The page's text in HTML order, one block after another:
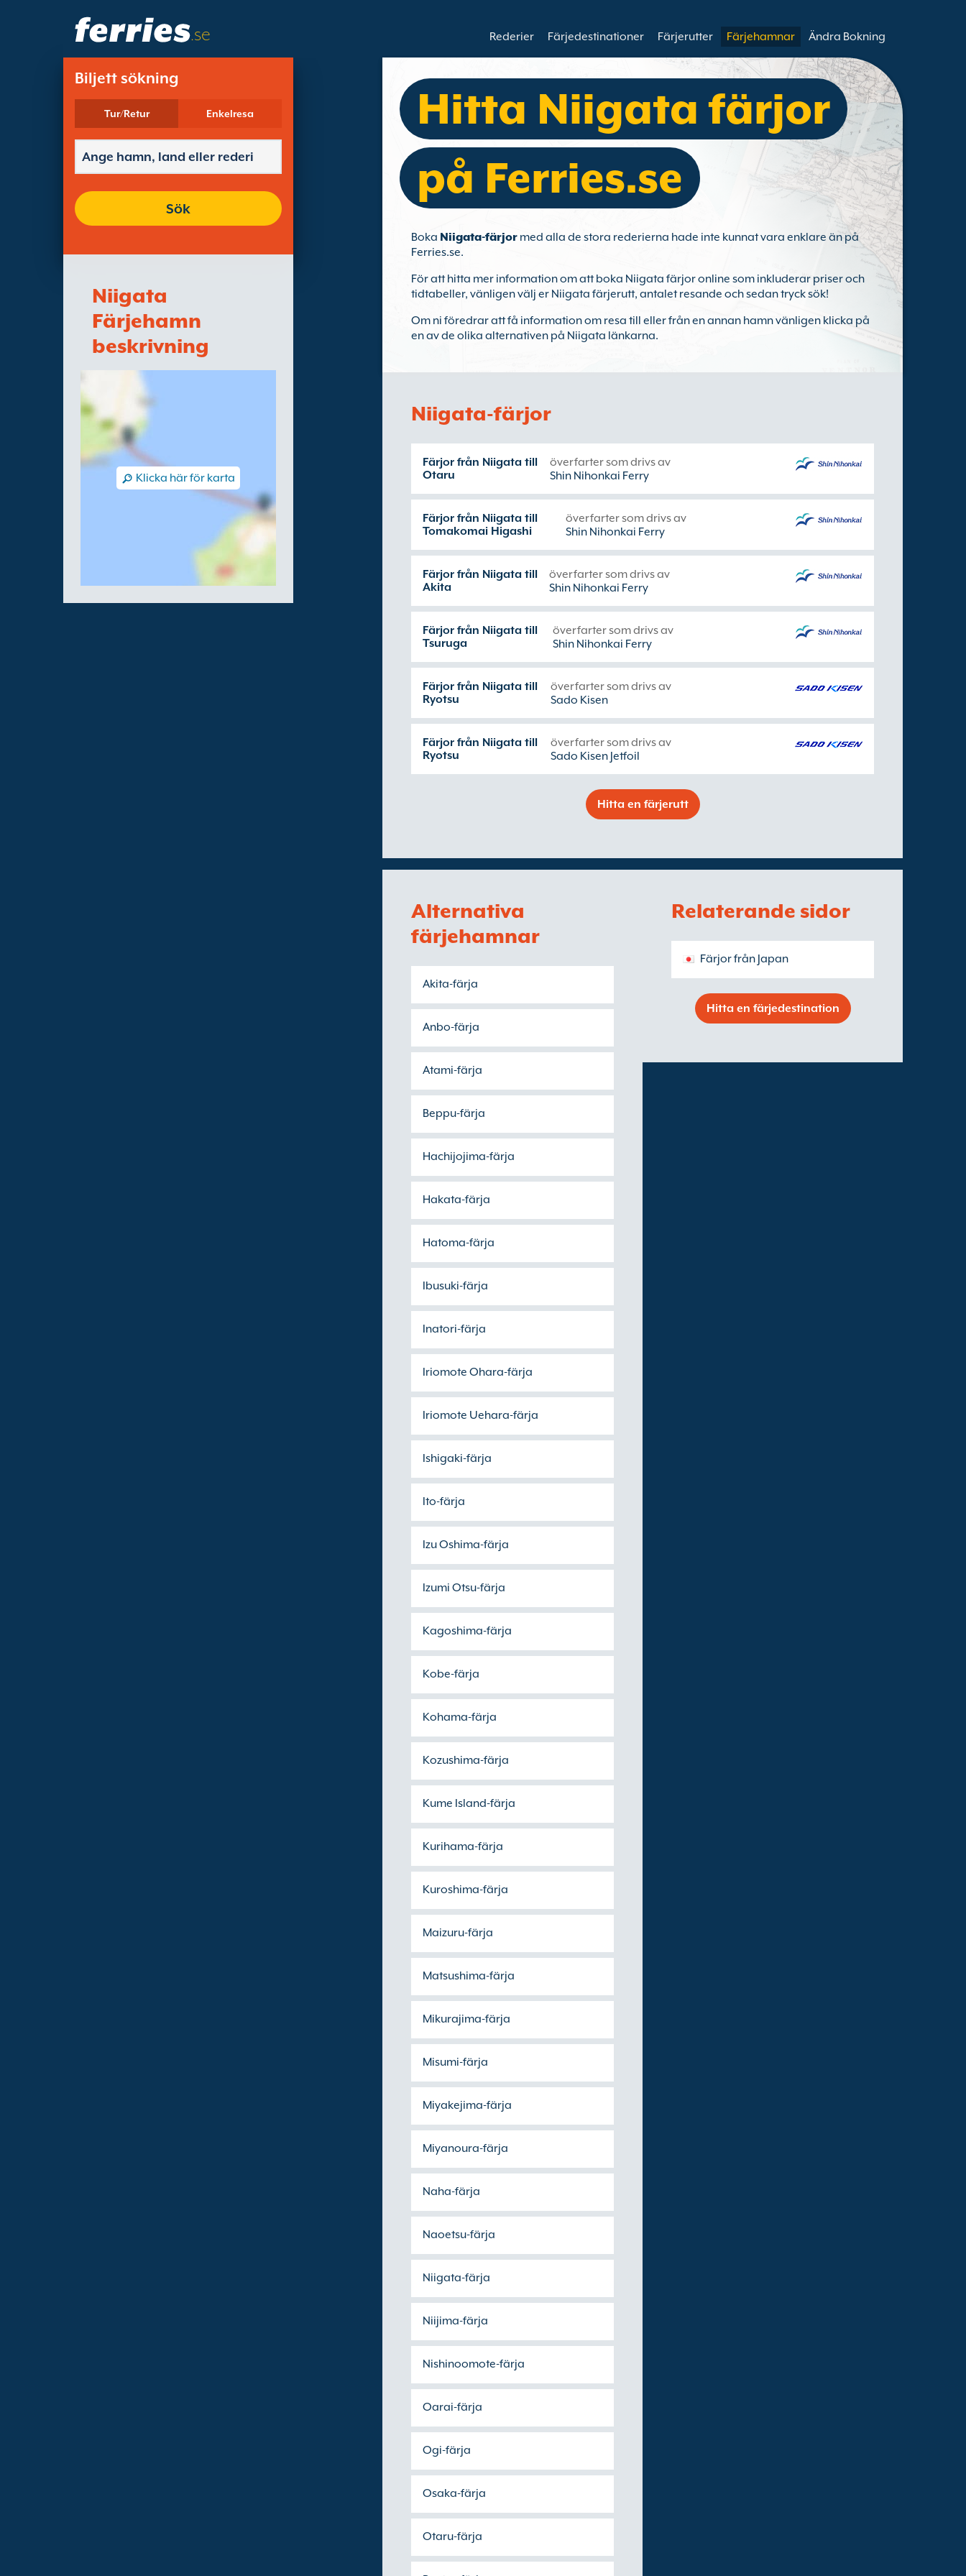
.se Rederier Färjedestinationer Färjerutter Färjehamnar Ändra Bokning
Biljett sökning
Tur/Retur Enkelresa
Sök
Niigata
Färjehamn
beskrivning
Klicka här för karta
Hitta Niigata färjor
på Ferries.se
Boka Niigata-färjor med alla de stora rederierna hade inte kunnat vara enklare än på
Ferries.se.
För att hitta mer information om att boka Niigata färjor online som inkluderar priser och
tidtabeller, vänligen välj er Niigata färjerutt, antalet resande och sedan tryck sök!
Om ni föredrar att få information om resa till eller från en annan hamn vänligen klicka på
en av de olika alternativen på Niigata länkarna.
Niigata-färjor
Färjor från Niigata till
Otaru
överfarter som drivs av
Shin Nihonkai Ferry
Färjor från Niigata till
Tomakomai Higashi
överfarter som drivs av
Shin Nihonkai Ferry
Färjor från Niigata till
Akita
överfarter som drivs av
Shin Nihonkai Ferry
Färjor från Niigata till
Tsuruga
överfarter som drivs av
Shin Nihonkai Ferry
Färjor från Niigata till
Ryotsu
överfarter som drivs av
Sado Kisen
Färjor från Niigata till
Ryotsu
överfarter som drivs av
Sado Kisen Jetfoil
Hitta en färjerutt
Alternativa
färjehamnar
Akita-färja
Anbo-färja
Atami-färja
Beppu-färja
Hachijojima-färja
Hakata-färja
Hatoma-färja
Ibusuki-färja
Inatori-färja
Iriomote Ohara-färja
Iriomote Uehara-färja
Ishigaki-färja
Ito-färja
Izu Oshima-färja
Izumi Otsu-färja
Kagoshima-färja
Kobe-färja
Kohama-färja
Kozushima-färja
Kume Island-färja
Kurihama-färja
Kuroshima-färja
Maizuru-färja
Matsushima-färja
Mikurajima-färja
Misumi-färja
Miyakejima-färja
Miyanoura-färja
Naha-färja
Naoetsu-färja
Niigata-färja
Niijima-färja
Nishinoomote-färja
Oarai-färja
Ogi-färja
Osaka-färja
Otaru-färja
Relaterande sidor
Färjor från Japan
Hitta en färjedestination